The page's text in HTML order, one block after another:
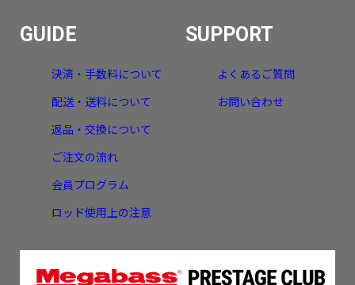
GUIDE
決済・手数料について
配送・送料について
返品・交換について
ご注文の流れ
会員プログラム
ロッド使用上の注意
SUPPORT
よくあるご質問
お問い合わせ